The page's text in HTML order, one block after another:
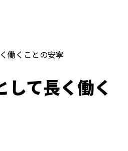
働くことの安寧
して長く働く